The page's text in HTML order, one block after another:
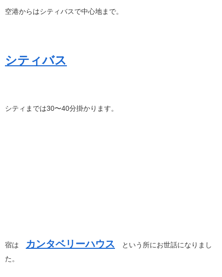
空港からはシティバスで中心地まで。
シティバス
シティまでは30〜40分掛かります。
宿は カンタベリーハウス
という所にお世話になりまし
た。